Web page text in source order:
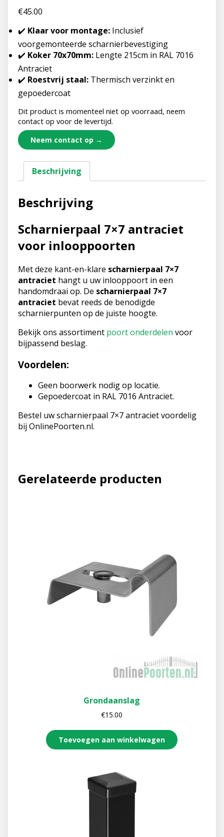
€45.00
✔️ Klaar voor montage: Inclusief
voorgemonteerde scharnierbevestiging
✔️ Koker 70x70mm: Lengte 215cm in RAL 7016
Antraciet
✔️ Roestvrij staal: Thermisch verzinkt en
gepoedercoat
Dit product is momenteel niet op voorraad, neem
contact op voor de levertijd.
Neem contact op →
Beschrijving
Beschrijving
Scharnierpaal 7×7 antraciet
voor inlooppoorten
Met deze kant-en-klare scharnierpaal 7×7
antraciet hangt u uw inlooppoort in een
handomdraai op. De scharnierpaal 7×7
antraciet bevat reeds de benodigde
scharnierpunten op de juiste hoogte.
Bekijk ons assortiment poort onderdelen voor
bijpassend beslag.
Voordelen:
Geen boorwerk nodig op locatie.
Gepoedercoat in RAL 7016 Antraciet.
Bestel uw scharnierpaal 7×7 antraciet voordelig
bij OnlinePoorten.nl.
Gerelateerde producten
Grondaanslag
€15.00
Toevoegen aan winkelwagen